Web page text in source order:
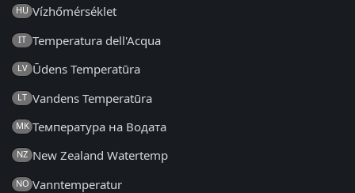
HU Vízhőmérséklet
IT Temperatura dell'Acqua
LV Ūdens Temperatūra
LT Vandens Temperatūra
MK Температура на Водата
NZ New Zealand Watertemp
NO Vanntemperatur